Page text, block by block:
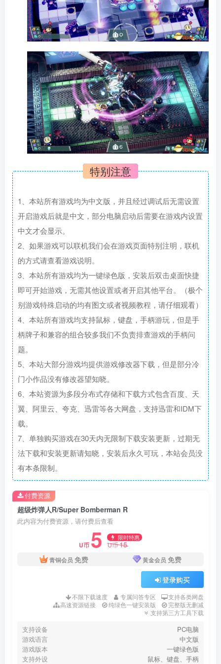
特别注意
1、本站所有游戏均为中文版，并且经过调试后无需设置
开启游戏后就是中文，部分电脑启动后需要在游戏内设置
中文才会显示。
2、如果游戏可以联机我们会在游戏页面特别注明，联机
的方式请查看游戏说明。
3、本站所有游戏均为一键绿色版，安装后双击桌面快捷
即可开始游戏，无需其他设置或者开启其他平台。（极个
别游戏特殊启动的均有图文或者视频教程，请仔细观看）
4、本站所有游戏均支持鼠标，键盘，手柄游玩，但是手
柄牌子和兼容的组合较多我们不负责排查游戏的手柄问
题。
5、本站大部分游戏均提供游戏修改器下载，但是部分冷
门小作品没有修改器望知晓。
6、本站资源为多段分布式存储和下载方式包含百度、天
翼、阿里云、夸克、迅雷等各大网盘，支持迅雷和IDM下
载。
7、单独购买游戏在30天内无限制下载安装更新，过期无
法下载和安装更新请知晓，安装后永久可玩，本站会员没
有本条限制。
超级炸弹人R/Super Bomberman R
此内容为付费资源，请付费后查看
U币 5 限时特惠
U币15
青铜会员 免费 黄金会员 免费
登录购买
不限下载速度 专属问答专区
支持各类网盘
高速资源链接
纯绿色一键安装版
完整版无删减
支持第三方工具下载
支持设备
PC电脑
游戏语言
中文版
游戏版本
一键绿色版
支持外设
鼠标、键盘、手柄
付费资源